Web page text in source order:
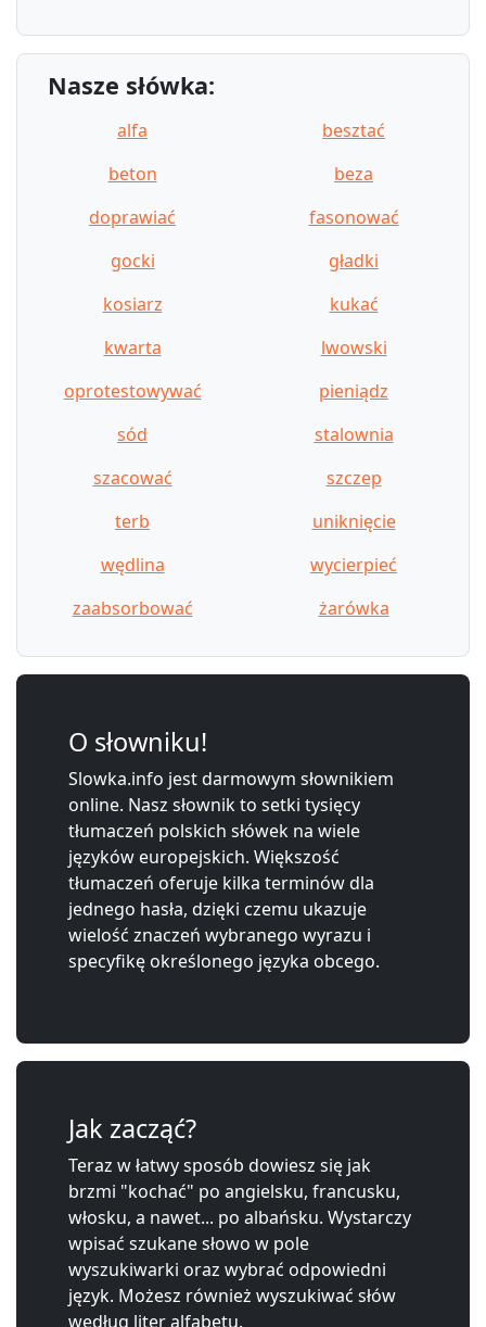
Nasze słówka:
alfa
besztać
beton
beza
doprawiać
fasonować
gocki
gładki
kosiarz
kukać
kwarta
lwowski
oprotestowywać
pieniądz
sód
stalownia
szacować
szczep
terb
uniknięcie
wędlina
wycierpieć
zaabsorbować
żarówka
O słowniku!
Slowka.info jest darmowym słownikiem
online. Nasz słownik to setki tysięcy
tłumaczeń polskich słówek na wiele
języków europejskich. Większość
tłumaczeń oferuje kilka terminów dla
jednego hasła, dzięki czemu ukazuje
wielość znaczeń wybranego wyrazu i
specyfikę określonego języka obcego.
Jak zacząć?
Teraz w łatwy sposób dowiesz się jak
brzmi "kochać" po angielsku, francusku,
włosku, a nawet... po albańsku. Wystarczy
wpisać szukane słowo w pole
wyszukiwarki oraz wybrać odpowiedni
język. Możesz również wyszukiwać słów
według liter alfabetu.